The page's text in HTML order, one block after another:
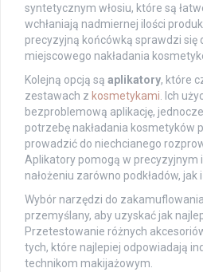
syntetycznym włosiu, które są
wchłaniają nadmiernej ilości
precyzyjną końcówką sprawdzi się
miejscowego nakładania
Kolejną opcją są aplikatory, które
zestawach z kosmetykami . Ich
bezproblemową aplikację,
potrzebę nakładania kosmetyków
prowadzić do niechcianego
Aplikatory pomogą w precyzyjnym
nałożeniu zarówno podkładów, jak
Wybór narzędzi do
przemyślany, aby uzyskać jak
Przetestowanie różnych
tych, które najlepiej odpowiadają
technikom makijażowym.